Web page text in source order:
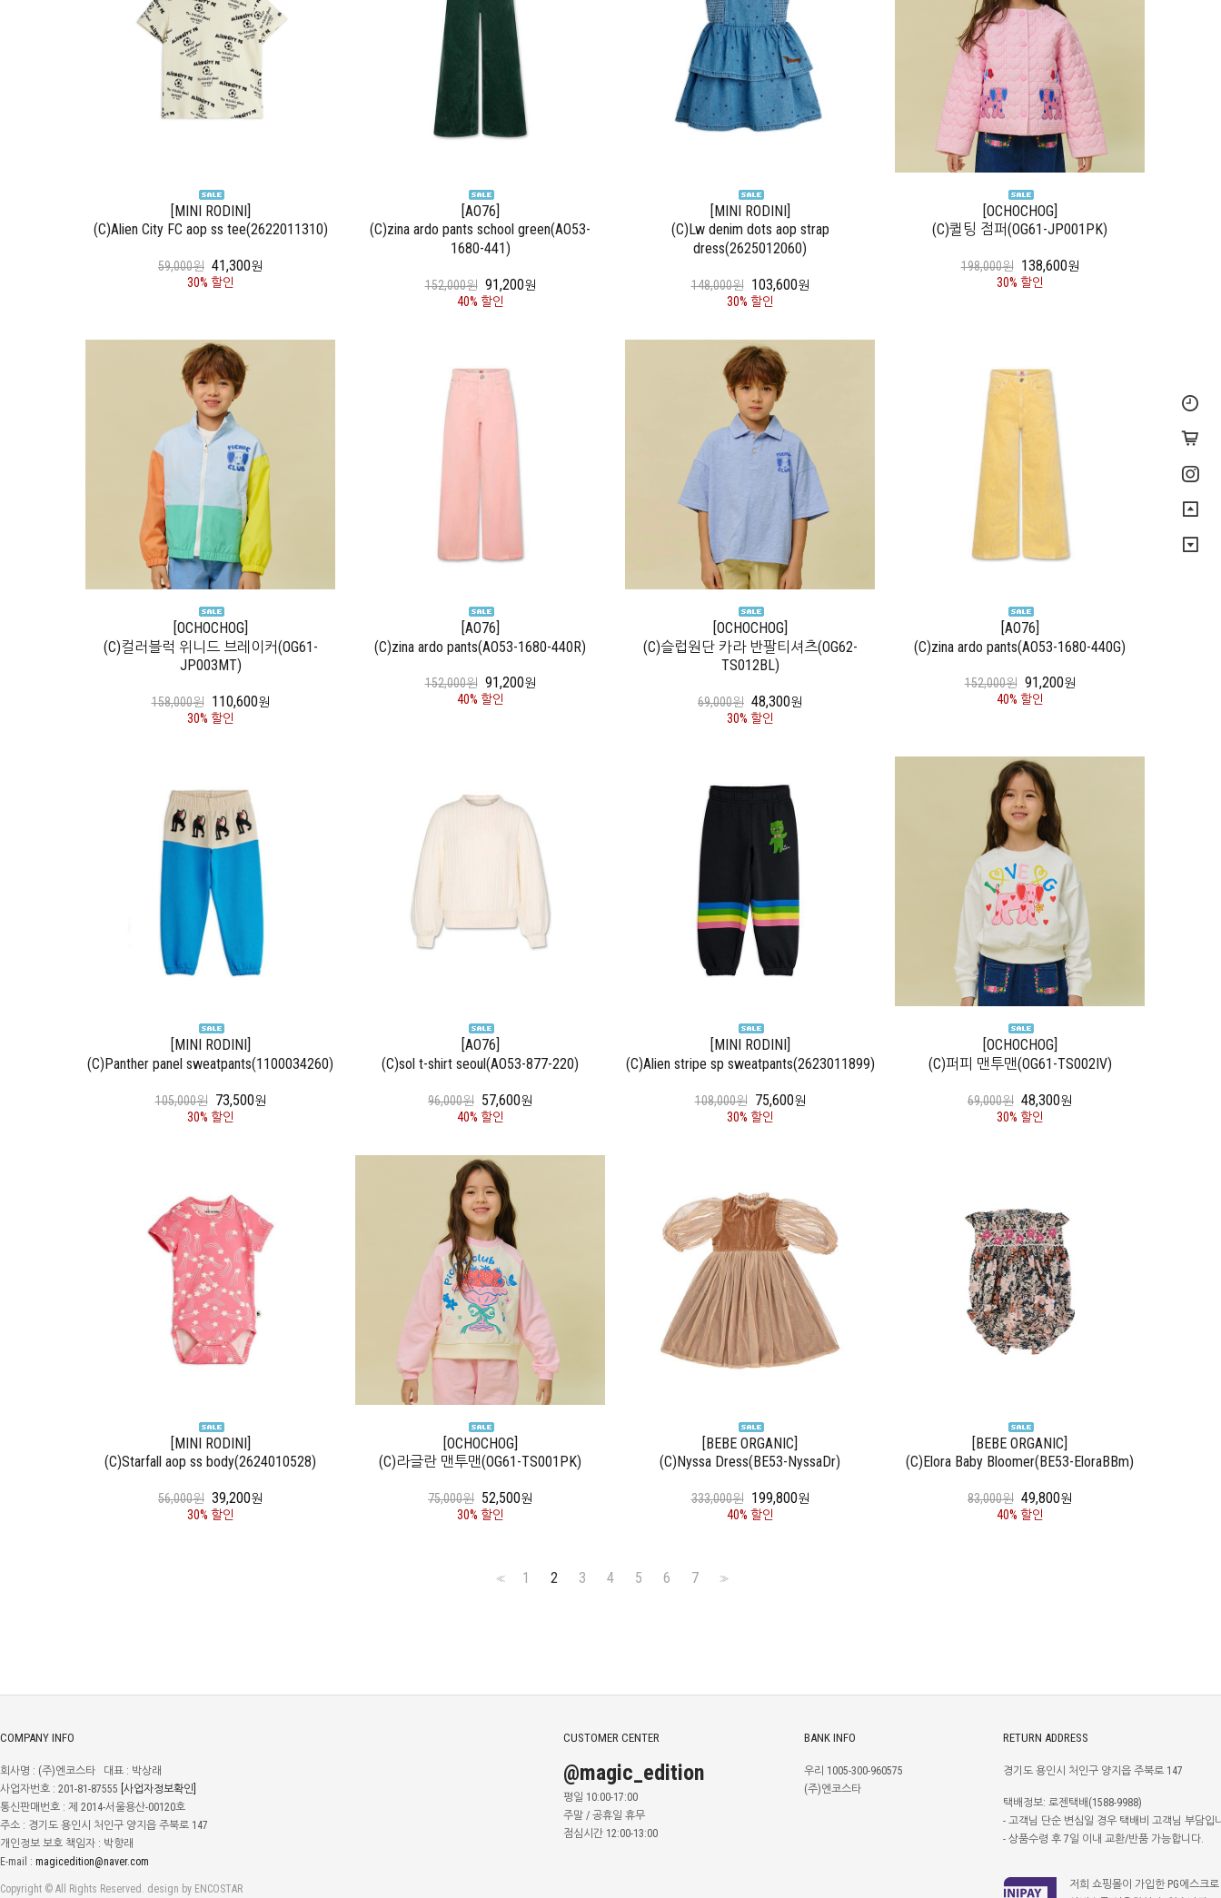
[MINI RODINI]
(C)Alien City FC aop ss tee(2622011310)
59,000원 41,300원
30% 할인
[AO76]
(C)zina ardo pants school green(AO53-
1680-441)
152,000원 91,200원
40% 할인
[MINI RODINI]
(C)Lw denim dots aop strap
dress(2625012060)
148,000원 103,600원
30% 할인
[OCHOCHOG]
(C)퀼팅 점퍼(OG61-JP001PK)
198,000원 138,600원
30% 할인
[OCHOCHOG]
(C)컬러블럭 위니드 브레이커(OG61-
JP003MT)
158,000원 110,600원
30% 할인
[AO76]
(C)zina ardo pants(AO53-1680-440R)
152,000원 91,200원
40% 할인
[OCHOCHOG]
(C)슬럽원단 카라 반팔티셔츠(OG62-
TS012BL)
69,000원 48,300원
30% 할인
[AO76]
(C)zina ardo pants(AO53-1680-440G)
152,000원 91,200원
40% 할인
[MINI RODINI]
(C)Panther panel sweatpants(1100034260)
105,000원 73,500원
30% 할인
[AO76]
(C)sol t-shirt seoul(AO53-877-220)
96,000원 57,600원
40% 할인
[MINI RODINI]
(C)Alien stripe sp sweatpants(2623011899)
108,000원 75,600원
30% 할인
[OCHOCHOG]
(C)퍼피 맨투맨(OG61-TS002IV)
69,000원 48,300원
30% 할인
[MINI RODINI]
(C)Starfall aop ss body(2624010528)
56,000원 39,200원
30% 할인
[OCHOCHOG]
(C)라글란 맨투맨(OG61-TS001PK)
75,000원 52,500원
30% 할인
[BEBE ORGANIC]
(C)Nyssa Dress(BE53-NyssaDr)
333,000원 199,800원
40% 할인
[BEBE ORGANIC]
(C)Elora Baby Bloomer(BE53-EloraBBm)
83,000원 49,800원
40% 할인
<< 1 2 3 4 5 6 7 >>
COMPANY INFO
회사명 : (주)엔코스타 대표 : 박상래
사업자번호 : 201-81-87555 [사업자정보확인]
통신판매번호 : 제 2014-서울용산-00120호
주소 : 경기도 용인시 처인구 양지읍 주북로 147
개인정보 보호 책임자 : 박향래
E-mail : magicedition@naver.com
Copyright © All Rights Reserved. design by ENCOSTAR
CUSTOMER CENTER
@magic_edition
평일 10:00-17:00
주말 / 공휴일 휴무
점심시간 12:00-13:00
BANK INFO
우리 1005-300-960575
(주)엔코스타
RETURN ADDRESS
경기도 용인시 처인구 양지읍 주북로 147
택배정보: 로젠택배(1588-9988)
- 고객님 단순 변심일 경우 택배비 고객님 부담입
- 상품수령 후 7일 이내 교환/반품 가능합니다.
저희 쇼핑몰이 가입한 PG에스크로